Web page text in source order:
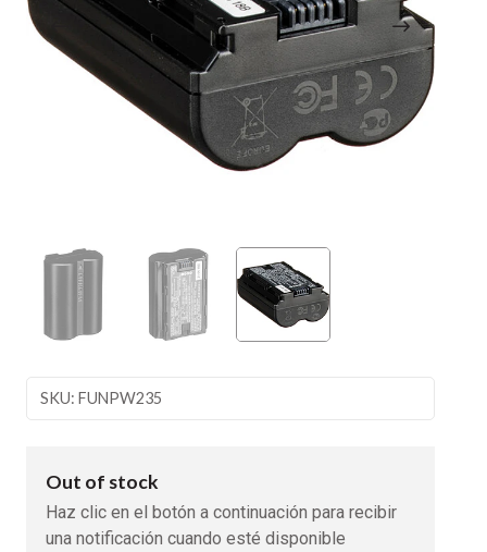
SKU: FUNPW235
Out of stock
Haz clic en el botón a continuación para recibir
una notificación cuando esté disponible